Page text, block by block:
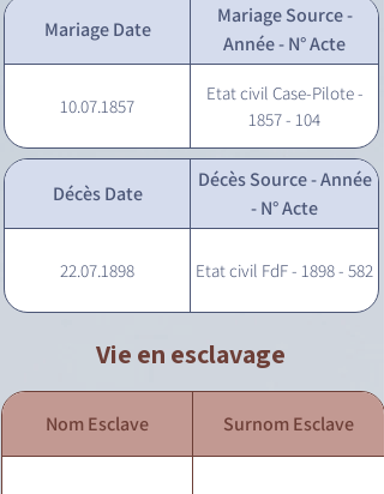
Mariage Date
Mariage Source -
Année - N° Acte
10.07.1857
Etat civil Case-Pilote -
1857 - 104
Décès Date
Décès Source - Année
- N° Acte
22.07.1898 Etat civil FdF - 1898 - 582
Vie en esclavage
Nom Esclave Surnom Esclave